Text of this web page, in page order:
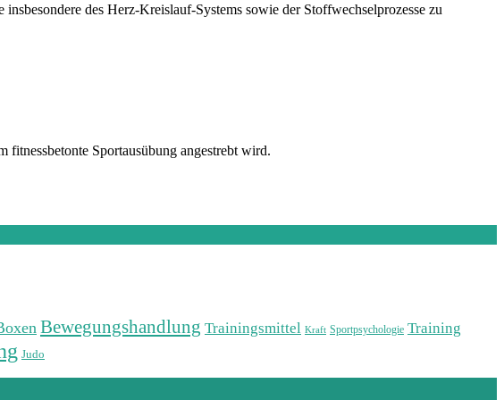
des Herz-Kreislauf-Systems sowie der Stoffwechselprozesse zu
fitnessbetonte Sportausübung angestrebt wird.
Bewegungshandlung Trainingsmittel Kraft Sportpsychologie Training
Judo